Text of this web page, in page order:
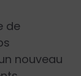
de
nouveau